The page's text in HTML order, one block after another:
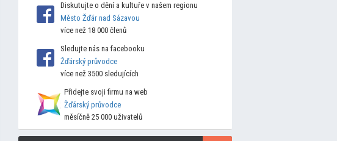
Diskutujte o dění a kultuře v našem regionu
Město Žďár nad Sázavou
více než 18 000 členů
Sledujte nás na facebooku
Žďárský průvodce
více než 3500 sledujících
Přidejte svoji firmu na web
Žďárský průvodce
měsíčně 25 000 uživatelů